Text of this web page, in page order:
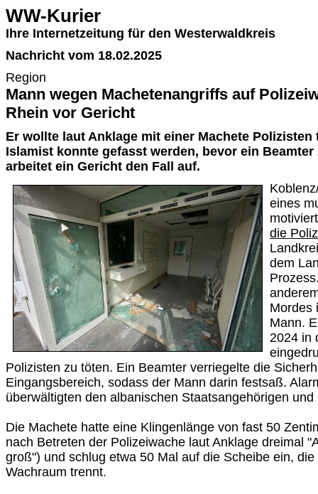
WW-Kurier
Ihre Internetzeitung für den Westerwaldkreis
Nachricht vom 18.02.2025
Region
Mann wegen Machetenangriffs auf
Rhein vor Gericht
Er wollte laut Anklage mit einer Machete
Islamist konnte gefasst werden, bevor ein Beamter
arbeitet ein Gericht den Fall auf.
eines
die
dem
Mordes
Mann.
2024 in
Polizisten zu töten. Ein Beamter verriegelte die
Eingangsbereich, sodass der Mann darin festsaß.
überwältigten den albanischen Staatsangehörigen
Die Machete hatte eine Klingenlänge von fast 50
nach Betreten der Polizeiwache laut Anklage dreimal
groß") und schlug etwa 50 Mal auf die Scheibe ein,
Wachraum trennt.